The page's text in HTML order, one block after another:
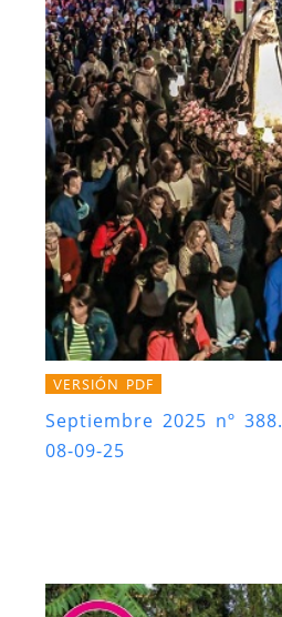
VERSIÓN PDF
Septiembre 2025 nº 388.
08-09-25